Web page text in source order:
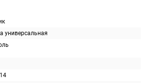
универсальная